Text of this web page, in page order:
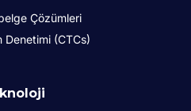
Çözümleri
Denetimi (CTCs)